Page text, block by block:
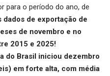
para o período do ano, de
dados de exportação de
de novembro e no
2015 e 2025!
do Brasil iniciou dezembro
em forte alta, com média